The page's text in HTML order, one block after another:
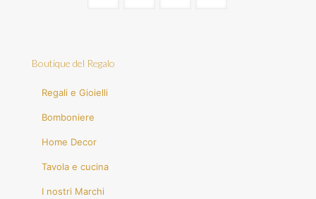
Boutique del Regalo
Regali e Gioielli
Bomboniere
Home Decor
Tavola e cucina
I nostri Marchi